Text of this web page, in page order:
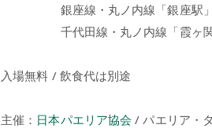
銀座線・丸ノ内線「銀座駅」
千代田線・丸ノ内線「霞ヶ関
入場無料 / 飲食代は別途
主催： 日本パエリア協会 / パエリア・